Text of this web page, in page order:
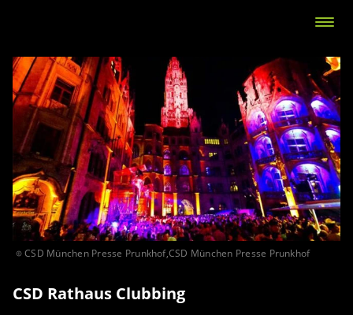
CSD München Presse Prunkhof,CSD München Presse Prunkhof
CSD Rathaus Clubbing